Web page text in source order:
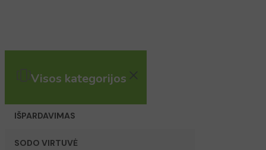
Visos kategorijos
IŠPARDAVIMAS
SODO VIRTUVĖ